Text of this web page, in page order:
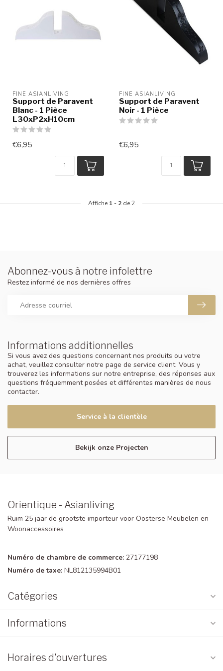
FINE ASIANLIVING
Support de Paravent
Blanc - 1 Pièce
L30xP2xH10cm
€6,95
FINE ASIANLIVING
Support de Paravent
Noir - 1 Pièce
€6,95
Affiche 1 - 2 de 2
Informations additionnelles
Si vous avez des questions concernant nos produits ou votre
achat, veuillez consulter notre page de service client. Vous y
trouverez les informations sur notre entreprise, des réponses aux
questions fréquemment posées et différentes manières de nous
contacter.
Service à la clientèle
Bekijk onze Projecten
Abonnez-vous à notre infolettre
Restez informé de nos dernières offres
Orientique - Asianliving
Ruim 25 jaar de grootste importeur voor Oosterse Meubelen en
Woonaccessoires
Numéro de chambre de commerce: 27177198
Numéro de taxe: NL812135994B01
Catégories
Informations
Horaires d'ouvertures